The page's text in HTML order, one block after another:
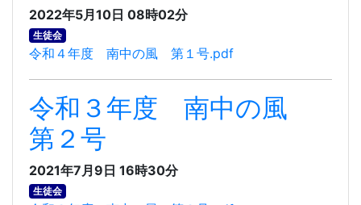
2022年5月10日 08時02分
生徒会
令和４年度 南中の風 第１号.pdf
令和３年度 南中の風
第２号
2021年7月9日 16時30分
生徒会